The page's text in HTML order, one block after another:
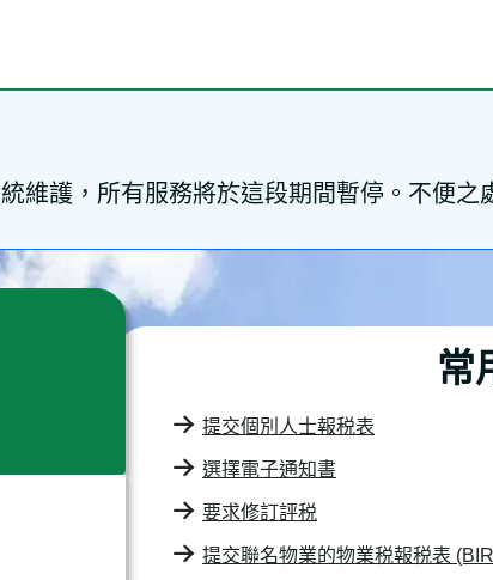
維護，所有服務將於這段期間暫停。不便之
常
提交個別人士報税表
選擇電子通知書
要求修訂評税
提交聯名物業的物業税報税表